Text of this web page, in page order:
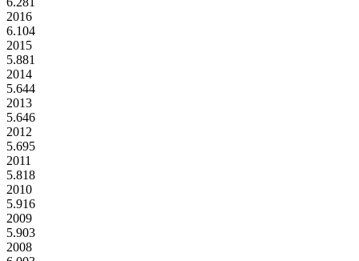
2016
6.104
2015
5.881
2014
5.644
2013
5.646
2012
5.695
2011
5.818
2010
5.916
2009
5.903
2008